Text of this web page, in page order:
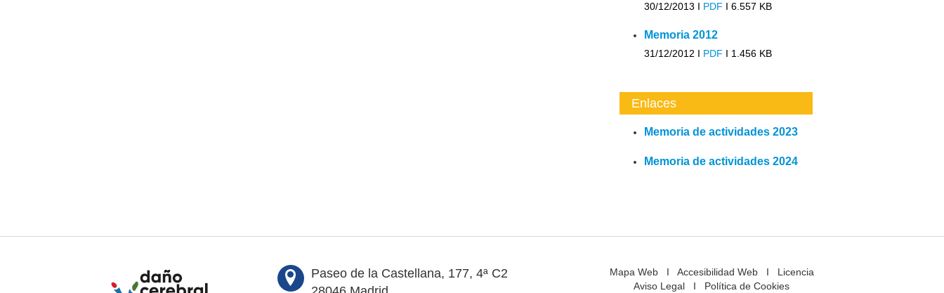
30/12/2013 I PDF I 6.557 KB
Memoria 2012
31/12/2012 I PDF I 1.456 KB
Enlaces
Memoria de actividades 2023
Memoria de actividades 2024
Paseo de la Castellana, 177, 4ª C2
Mapa WebI Accesibilidad WebI Licencia
Aviso Legal I Política de Cookies